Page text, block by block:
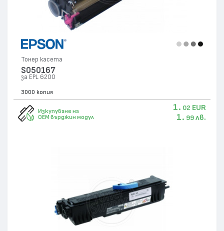
Тонер касета
S050167
за EPL 6200
3000 копия
Изкупуване на
OEM върджин модул
1. 02 EUR
1. 99 лв.